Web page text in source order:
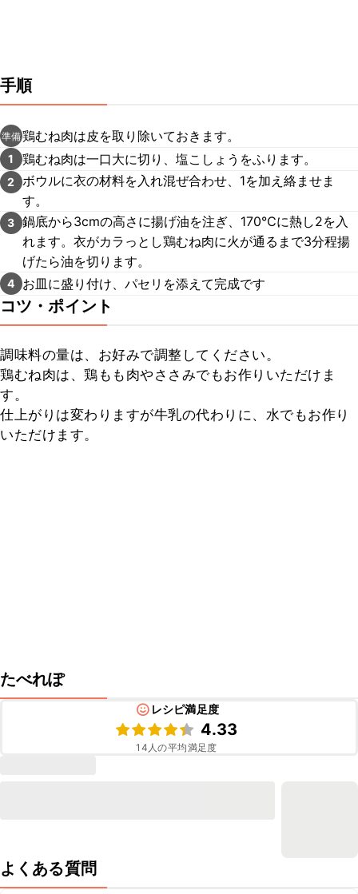
手順
準備鶏むね肉は皮を取り除いておきます。
1 鶏むね肉は一口大に切り、塩こしょうをふります。
2
ボウルに衣の材料を入れ混ぜ合わせ、1を加え絡ませま
す。
3 鍋底から3cmの高さに揚げ油を注ぎ、170℃に熱し2を入
れます。衣がカラっとし鶏むね肉に火が通るまで3分程揚
げたら油を切ります。
4 お皿に盛り付け、パセリを添えて完成です
コツ・ポイント
調味料の量は、お好みで調整してください。
鶏むね肉は、鶏もも肉やささみでもお作りいただけま
す。
仕上がりは変わりますが牛乳の代わりに、水でもお作り
いただけます。
たべれぽ
レシピ満足度
4.33
14 人の平均満足度
よくある質問